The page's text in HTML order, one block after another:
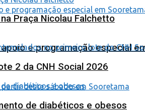
e programação especial
Praça Nicolau Falchetto
2 da CNH Social 2026
de diabéticos e obesos